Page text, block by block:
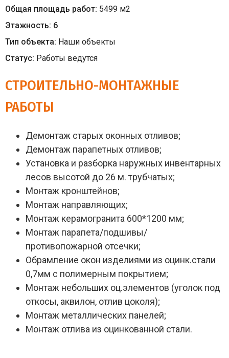
Общая площадь работ: 5499 м2
Этажность: 6
Тип объекта: Наши объекты
Статус: Работы ведутся
СТРОИТЕЛЬНО-МОНТАЖНЫЕ
РАБОТЫ
Демонтаж старых оконных отливов;
Демонтаж парапетных отливов;
Установка и разборка наружных инвентарных
лесов высотой до 26 м. трубчатых;
Монтаж кронштейнов;
Монтаж направляющих;
Монтаж керамогранита 600*1200 мм;
Монтаж парапета/подшивы/
противопожарной отсечки;
Обрамление окон изделиями из оцинк.стали
0,7мм с полимерным покрытием;
Монтаж небольших оц.элементов (уголок под
откосы, аквилон, отлив цоколя);
Монтаж металлических панелей;
Монтаж отлива из оцинкованной стали.